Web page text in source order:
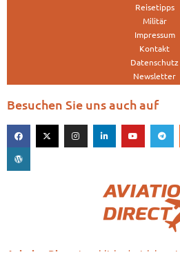
Reisetipps
Militär
Impressum
Kontakt
Datenschutz
Newsletter
Besuchen Sie uns auch auf
Aviation.Direct is published with love in